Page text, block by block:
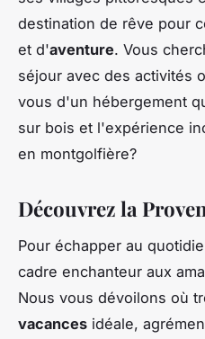
destination de rêve pour
et d'aventure. Vous
séjour avec des activités
vous d'un hébergement
sur bois et l'expérience
en montgolfière?
Découvrez la
Pour échapper au
cadre enchanteur aux
Nous vous dévoilons où
vacances idéale,